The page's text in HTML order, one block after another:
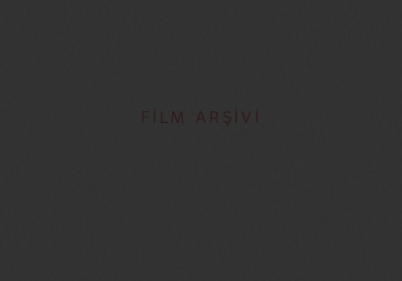
FİLM ARŞİVİ